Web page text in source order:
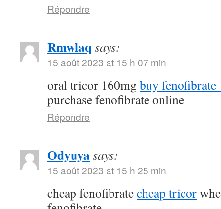
Répondre
Rmwlaq says:
15 août 2023 at 15 h 07 min
oral tricor 160mg buy fenofibrate
purchase fenofibrate online
Répondre
Odyuyasays:
15 août 2023 at 15 h 25 min
cheap fenofibratecheap tricor